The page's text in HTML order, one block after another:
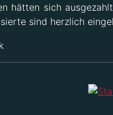
hätten sich
sind herzlich